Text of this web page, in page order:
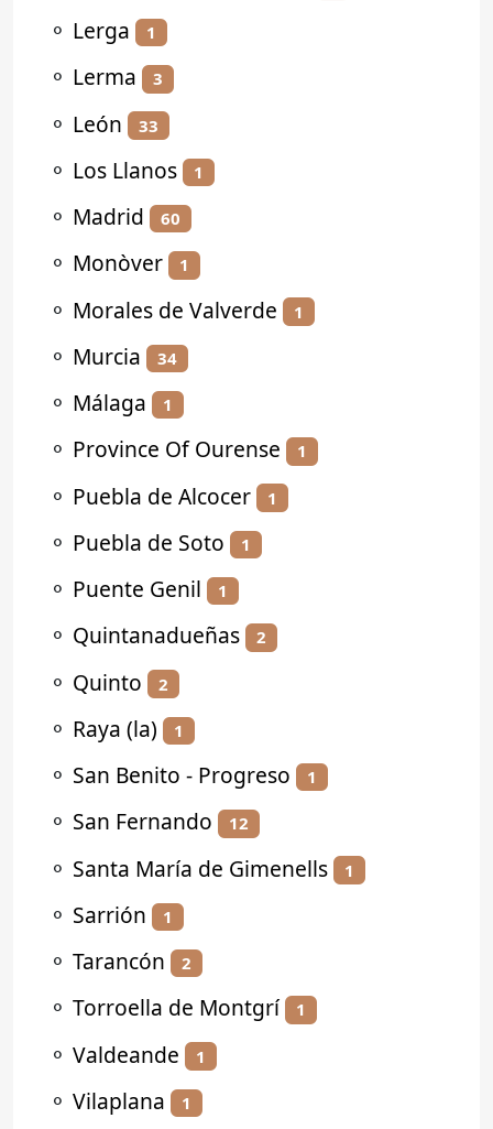
⚬ Lerga 1
⚬ Lerma 3
⚬ León 33
⚬ Los Llanos 1
⚬ Madrid 60
⚬ Monòver 1
⚬ Morales de Valverde 1
⚬ Murcia 34
⚬ Málaga 1
⚬ Province Of Ourense 1
⚬ Puebla de Alcocer 1
⚬ Puebla de Soto 1
⚬ Puente Genil 1
⚬ Quintanadueñas 2
⚬ Quinto 2
⚬ Raya (la) 1
⚬ San Benito - Progreso 1
⚬ San Fernando 12
⚬ Santa María de Gimenells 1
⚬ Sarrión 1
⚬ Tarancón 2
⚬ Torroella de Montgrí 1
⚬ Valdeande 1
⚬ Vilaplana 1